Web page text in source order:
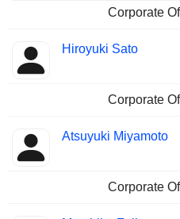
Corporate
Hiroyuki Sato
Corporate
Atsuyuki Miyamoto
Corporate